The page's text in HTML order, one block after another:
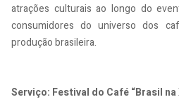
atrações culturais ao longo do
consumidores do universo dos
produção brasileira.
Serviço: Festival do Café “Brasil na